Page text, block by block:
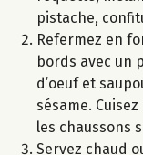
pistache,
Refermez en
bords avec un
d’oeuf et
sésame.
les chaussons
Servez chaud